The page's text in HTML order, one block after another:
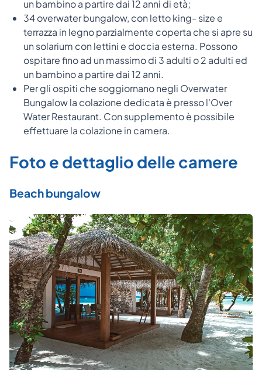
un bambino a partire dai 12 anni di età;
34 overwater bungalow, con letto king- size e
terrazza in legno parzialmente coperta che si apre su
un solarium con lettini e doccia esterna. Possono
ospitare fino ad un massimo di 3 adulti o 2 adulti ed
un bambino a partire dai 12 anni.
Per gli ospiti che soggiornano negli Overwater
Bungalow la colazione dedicata è presso l'Over
Water Restaurant. Con supplemento è possibile
effettuare la colazione in camera.
Foto e dettaglio delle camere
Beach bungalow